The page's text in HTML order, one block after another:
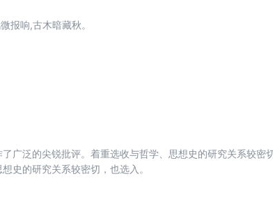
报响,古木暗藏秋。
广泛的尖锐批评。着重选收与哲学、思想史的研究关系较密
史的研究关系较密切，也选入。